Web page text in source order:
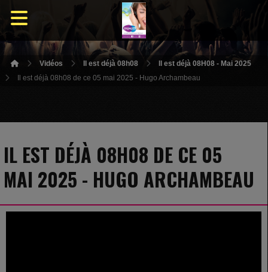
Vidéos Il est déjà 08h08
Il est déjà 08H08 - Mai 2025
Il est déjà 08h08 de ce 05 mai 2025 - Hugo Archambeau
IL EST DÉJÀ 08H08 DE CE 05
MAI 2025 - HUGO ARCHAMBEAU